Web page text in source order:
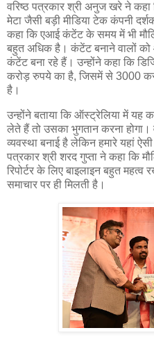
वरिष्ठ पत्रकार श्री अनुज खरे ने
मेटा जैसी बड़ी मीडिया टेक कंपनी
कहा कि एआई कंटेंट के समय में भी
बहुत अधिक है। कंटेंट बनाने वालों को
कंटेंट बना रहे हैं। उन्होंने कहा कि
करोड़ रुपये का है, जिसमें से 3000
है।
उन्होंने बताया कि ऑस्ट्रेलिया में
लेते हैं तो उसका भुगतान करना होगा।
व्यवस्था बनाई है लेकिन हमारे यहां
पत्रकार श्री शरद गुप्ता ने कहा कि
रिपोर्टर के लिए बाइलाइन बहुत
समाचार पर ही मिलती है।